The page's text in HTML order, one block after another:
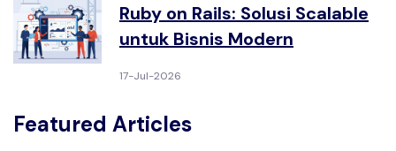
Ruby on Rails: Solusi Scalable
untuk Bisnis Modern
17-Jul-2026
Featured Articles